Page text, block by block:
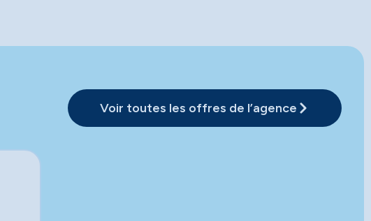
Voir toutes les offres de l’agence